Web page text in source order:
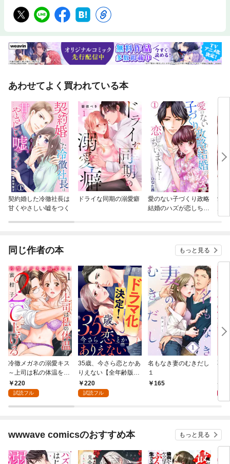
あわせてよく買われている本
契約婚した冷徹社長は
甘くやさしい嘘をつく
ドライな同期の溺愛癖
愛のない子づくり政略
結婚のハズが恋しちゃ
愛
同じ作者の本 もっと見る
冷徹メガネの溺愛キス
～上司は私の体温を
２℃上げる～ 1
220
試読フル
35歳、今さら恋とかあ
りえない【全年齢版】
１220
試読フル
名もなき妻のむきだし
１
165
不
wwwave comicsのおすすめ本 もっと見る